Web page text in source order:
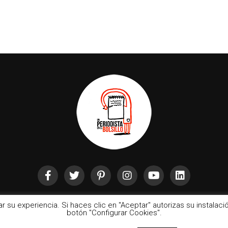
experiencia. Si haces clic en "Aceptar" autorizas su
botón "Configurar Cookies".